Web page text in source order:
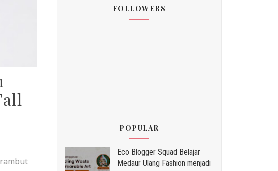
FOLLOWERS
POPULAR
Eco Blogger Squad Belajar
Medaur Ulang Fashion menjadi